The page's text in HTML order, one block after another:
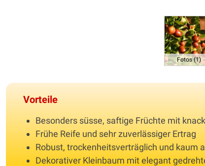
Fotos (1)
Vorteile
Besonders süsse, saftige Früchte mit
Frühe Reife und sehr zuverlässiger Ertrag
Robust, trockenheitsverträglich und kaum
Dekorativer Kleinbaum mit elegant